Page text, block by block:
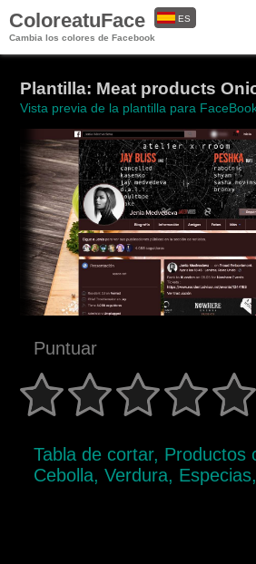
ColoreatuFace
Cambia los colores de Facebook
ES
Plantilla: Meat products
Vista previa de la plantilla para
Puntuar
Tabla de cortar, Productos
Cebolla, Verdura, Especias,